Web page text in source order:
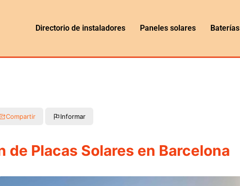
Directorio de instaladores Paneles solares Baterías
Compartir Informar
de Placas Solares en Barcelona